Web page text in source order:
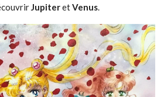
JupiteretVenus.